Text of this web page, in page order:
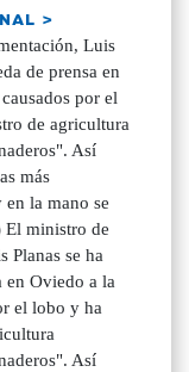
>
Luis
de prensa en
por el
de agricultura
Así
más
la mano se
El ministro de
Planas se ha
en Oviedo a la
el lobo y ha
Así